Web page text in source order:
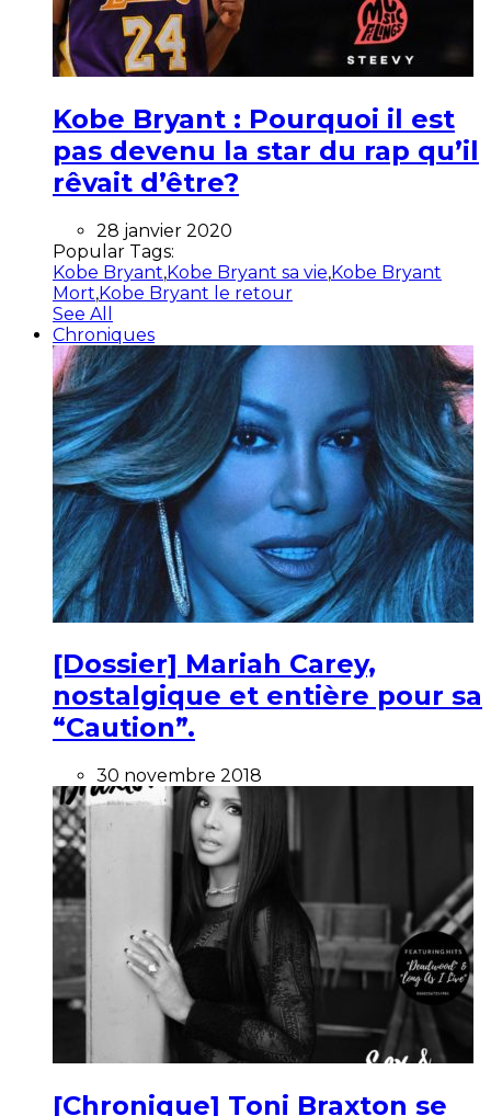
Kobe Bryant : Pourquoi il est
pas devenu la star du rap qu’il
rêvait d’être?
28 janvier 2020
Popular Tags:
Kobe Bryant,Kobe Bryant sa vie,Kobe Bryant
Mort,Kobe Bryant le retour
See All
Chroniques
[Dossier] Mariah Carey,
nostalgique et entière pour sa
“Caution”.
30 novembre 2018
[Chronique] Toni Braxton se